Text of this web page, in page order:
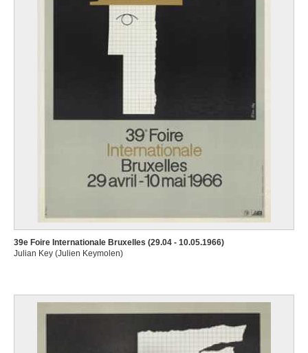
39e Foire Internationale Bruxelles (29.04 - 10.05.1966)
Julian Key (Julien Keymolen)